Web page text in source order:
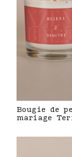
Bougie de
mariage